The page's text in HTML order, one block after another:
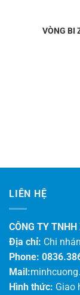
VÒNG BI
LIÊN HỆ
CÔNG TY
Địa chỉ: Chi
Phone:
Mail:
Hình thức: Giao